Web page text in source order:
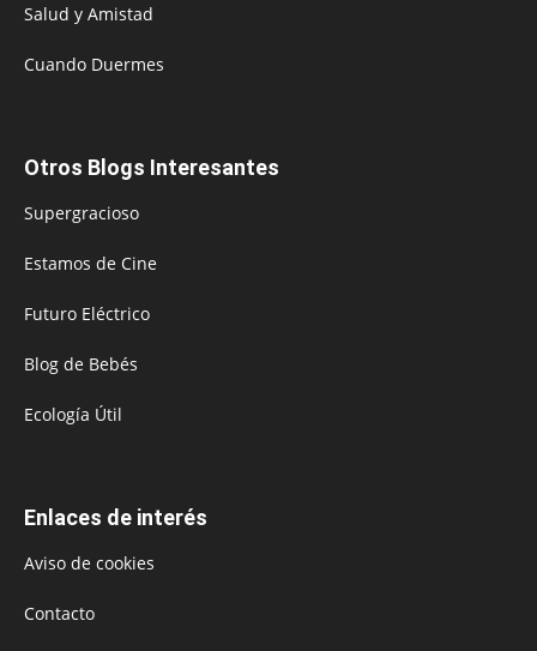
Salud y Amistad
Cuando Duermes
Otros Blogs Interesantes
Supergracioso
Estamos de Cine
Futuro Eléctrico
Blog de Bebés
Ecología Útil
Enlaces de interés
Aviso de cookies
Contacto